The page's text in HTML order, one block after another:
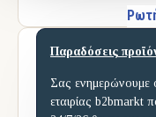
Παραδόσεις
Σας ενημερώνουμε
εταιρίας b2bmarkt